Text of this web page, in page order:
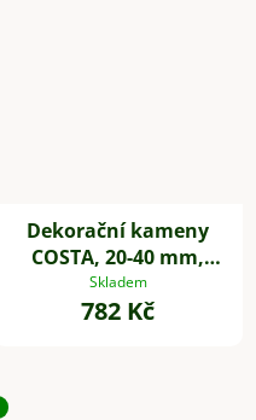
Dekorační kameny
COSTA, 20-40 mm,
plast, šedá
Skladem
782 Kč